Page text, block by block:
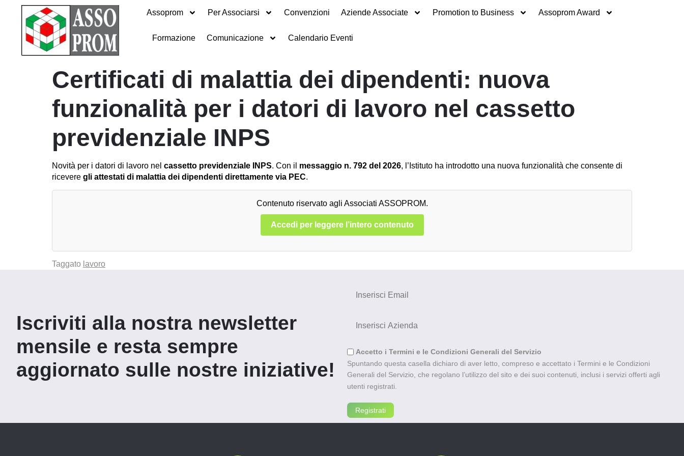
Assoprom Per Associarsi Convenzioni Aziende Associate Promotion to Business Assoprom Award
Formazione Comunicazione Calendario Eventi
Certificati di malattia dei dipendenti: nuova
funzionalità per i datori di lavoro nel cassetto
previdenziale INPS
Novità per i datori di lavoro nel cassetto previdenziale INPS. Con il messaggio n. 792 del 2026, l’Istituto ha introdotto una nuova funzionalità che consente di
ricevere gli attestati di malattia dei dipendenti direttamente via PEC.
Contenuto riservato agli Associati ASSOPROM.
Accedi per leggere l’intero contenuto
Taggato lavoro
Iscriviti alla nostra newsletter
mensile e resta sempre
aggiornato sulle nostre iniziative!
Accetto i Termini e le Condizioni Generali del Servizio
Spuntando questa casella dichiaro di aver letto, compreso e accettato i Termini e le Condizioni
Generali del Servizio, che regolano l’utilizzo del sito e dei suoi contenuti, inclusi i servizi offerti agli
utenti registrati.